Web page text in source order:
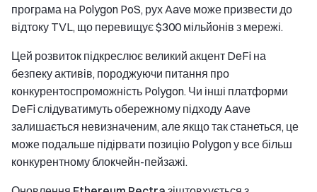
програма на Polygon PoS, рух Aave може призвести до
відтоку TVL, що перевищує $300 мільйонів з мережі.
Цей розвиток підкреслює великий акцент DeFi на
безпеку активів, породжуючи питання про
конкурентоспроможність Polygon. Чи інші платформи
DeFi слідуватимуть обережному підходу Aave
залишається невизначеним, але якщо так станеться, це
може подальше підірвати позицію Polygon у все більш
конкурентному блокчейн-пейзажі.